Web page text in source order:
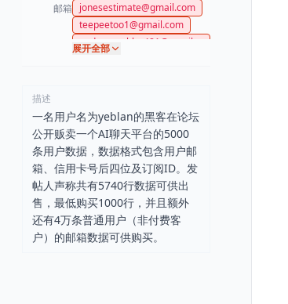
邮箱
jonesestimate@gmail.com
teepeetoo1@gmail.com
andreasoehler481@gmail.c
om
1704@pixerylabs.com
cheeznutbright@gmail.com
展开全部
描述
一名用户名为yeblan的黑客在论坛
公开贩卖一个AI聊天平台的5000
条用户数据，数据格式包含用户邮
箱、信用卡号后四位及订阅ID。发
帖人声称共有5740行数据可供出
售，最低购买1000行，并且额外
还有4万条普通用户（非付费客
户）的邮箱数据可供购买。